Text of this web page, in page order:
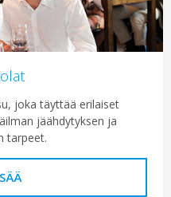
joka täyttää erilaiset
jäähdytyksen ja
tarpeet.